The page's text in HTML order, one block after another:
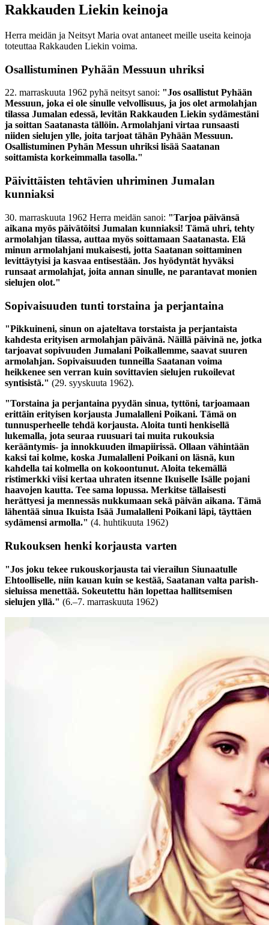
Rakkauden Liekin keinoja
Herra meidän ja Neitsyt Maria ovat antaneet meille useita keinoja
toteuttaa Rakkauden Liekin voima.
Osallistuminen Pyhään Messuun uhriksi
22. marraskuuta 1962 pyhä neitsyt sanoi: "Jos osallistut Pyhään
Messuun, joka ei ole sinulle velvollisuus, ja jos olet armolahjan
tilassa Jumalan edessä, levitän Rakkauden Liekin sydämestäni
ja soittan Saatanasta tällöin. Armolahjani virtaa runsaasti
niiden sielujen ylle, joita tarjoat tähän Pyhään Messuun.
Osallistuminen Pyhän Messun uhriksi lisää Saatanan
soittamista korkeimmalla tasolla."
Päivittäisten tehtävien uhriminen Jumalan
kunniaksi
30. marraskuuta 1962 Herra meidän sanoi: "Tarjoa päivänsä
aikana myös päivätöitsi Jumalan kunniaksi! Tämä uhri, tehty
armolahjan tilassa, auttaa myös soittamaan Saatanasta. Elä
minun armolahjani mukaisesti, jotta Saatanan soittaminen
levittäytyisi ja kasvaa entisestään. Jos hyödyntät hyväksi
runsaat armolahjat, joita annan sinulle, ne parantavat monien
sielujen olot."
Sopivaisuuden tunti torstaina ja perjantaina
"Pikkuineni, sinun on ajateltava torstaista ja perjantaista
kahdesta erityisen armolahjan päivänä. Näillä päivinä ne, jotka
tarjoavat sopivuuden Jumalani Poikallemme, saavat suuren
armolahjan. Sopivaisuuden tunneilla Saatanan voima
heikkenee sen verran kuin sovittavien sielujen rukoilevat
syntisistä." (29. syyskuuta 1962).
"Torstaina ja perjantaina pyydän sinua, tyttöni, tarjoamaan
erittäin erityisen korjausta Jumalalleni Poikani. Tämä on
tunnusperheelle tehdä korjausta. Aloita tunti henkisellä
lukemalla, jota seuraa ruusuari tai muita rukouksia
kerääntymis- ja innokkuuden ilmapiirissä. Ollaan vähintään
kaksi tai kolme, koska Jumalalleni Poikani on läsnä, kun
kahdella tai kolmella on kokoontunut. Aloita tekemällä
ristimerkki viisi kertaa uhraten itsenne Ikuiselle Isälle pojani
haavojen kautta. Tee sama lopussa. Merkitse tällaisesti
herättyesi ja mennessäs nukkumaan sekä päivän aikana. Tämä
lähentää sinua Ikuista Isää Jumalalleni Poikani läpi, täyttäen
sydämensi armolla." (4. huhtikuuta 1962)
Rukouksen henki korjausta varten
"Jos joku tekee rukouskorjausta tai vierailun Siunaatulle
Ehtoolliselle, niin kauan kuin se kestää, Saatanan valta parish-
sieluissa menettää. Sokeutettu hän lopettaa hallitsemisen
sielujen yllä." (6.–7. marraskuuta 1962)